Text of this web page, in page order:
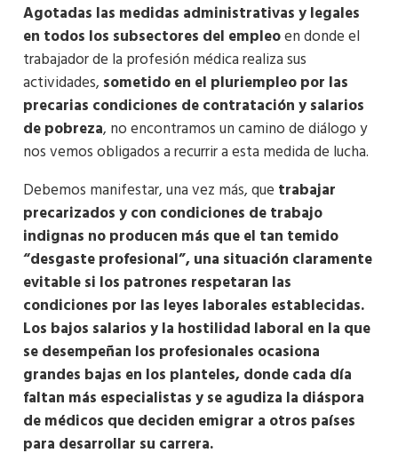
Agotadas las medidas administrativas y legales
en todos los subsectores del empleoen donde el
trabajador de la profesión médica realiza sus
actividades, sometido en el pluriempleo por las
precarias condiciones de contratación y salarios
de pobreza, no encontramos un camino de diálogo y
nos vemos obligados a recurrir a esta medida de lucha.
Debemos manifestar, una vez más, que trabajar
precarizados y con condiciones de trabajo
indignas no producen más que el tan temido
“desgaste profesional”, una situación claramente
evitable si los patrones respetaran las
condiciones por las leyes laborales establecidas.
Los bajos salarios y la hostilidad laboral en la que
se desempeñan los profesionales ocasiona
grandes bajas en los planteles, donde cada día
faltan más especialistas y se agudiza la diáspora
de médicos que deciden emigrar a otros países
para desarrollar su carrera.